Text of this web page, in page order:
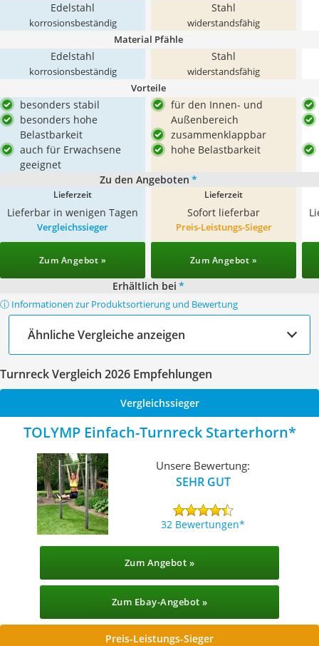
Edelstahl
korrosionsbeständig
Stahl
widerstandsfähig
Material Pfähle
Edelstahl
korrosionsbeständig
Stahl
widerstandsfähig
Vorteile
besonders stabil
besonders hohe
Belastbarkeit
auch für Erwachsene
geeignet
für den Innen- und
Außenbereich
zusammenklappbar
hohe Belastbarkeit
Zu den Angeboten *
Lieferzeit
Lieferbar in wenigen Tagen
Lieferzeit
Sofort lieferbar
Vergleichssieger
Zum Angebot »
Preis-Leistungs-Sieger
Zum Angebot »
Erhältlich bei *
ⓘ Informationen zur Produktsortierung und Bewertung
Ähnliche Vergleiche anzeigen
Turnreck Vergleich 2026 Empfehlungen
Vergleichssieger
TOLYMP Einfach-Turnreck Starterhorn
Unsere Bewertung:
SEHR GUT
32 Bewertungen
Zum Angebot »
Zum Ebay-Angebot »
Preis-Leistungs-Sieger